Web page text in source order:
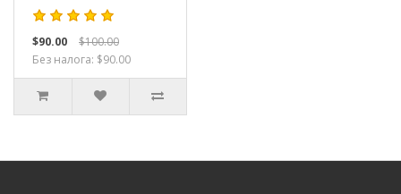
$90.00
$100.00
Без налога: $90.00